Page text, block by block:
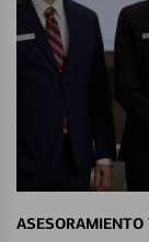
ASESORAMIENTO